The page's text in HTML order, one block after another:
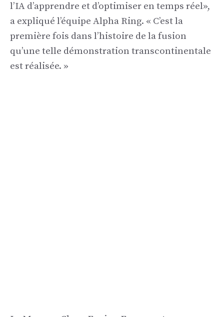
l’IA d’apprendre et d’optimiser en temps réel»,
a expliqué l’équipe Alpha Ring. « C’est la
première fois dans l’histoire de la fusion
qu’une telle démonstration transcontinentale
est réalisée. »